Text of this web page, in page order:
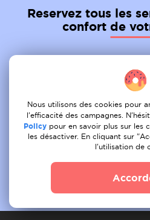
Reservez tous les
confort de
03 Livre
Nous utilisons des cookies pour
l'efficacité des campagnes.
Policy pour en savoir plus sur les
les désactiver. En cliquant sur
l'utilisation de